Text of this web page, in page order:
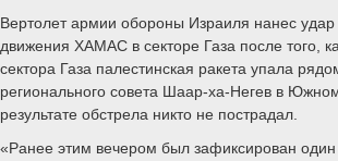
Вертолет армии обороны Израиля нанес
движения ХАМАС в секторе Газа после того,
сектора Газа палестинская ракета упала
регионального совета Шаар-ха-Негев в
результате обстрела никто не пострадал.
«Ранее этим вечером был зафиксирован один